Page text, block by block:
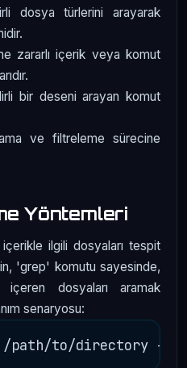
dosya türlerini arayarak
zararlı içerik veya komut
bir deseni arayan komut
ve filtreleme sürecine
Yöntemleri
ilgili dosyaları tespit
'grep' komutu sayesinde,
dosyaları aramak
senaryosu: